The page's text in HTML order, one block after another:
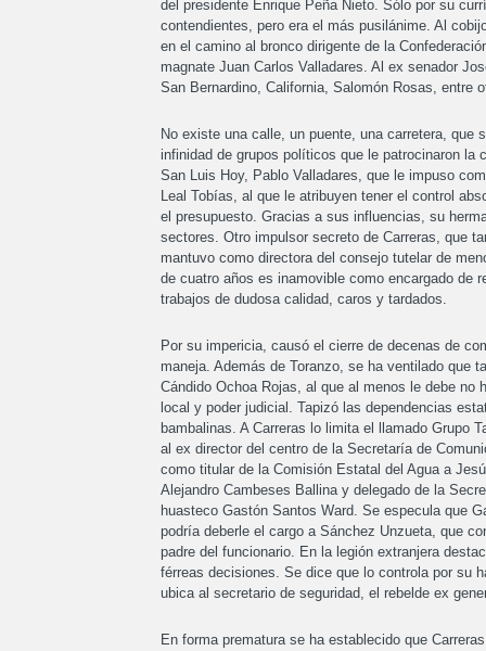
del presidente Enrique Peña Nieto. Sólo por su
contendientes, pero era el más pusilánime. Al
en el camino al bronco dirigente de la
magnate Juan Carlos Valladares. Al ex senador
San Bernardino, California, Salomón Rosas, entre
No existe una calle, un puente, una carretera, que
infinidad de grupos políticos que le patrocinaron
San Luis Hoy, Pablo Valladares, que le impuso
Leal Tobías, al que le atribuyen tener el control
el presupuesto. Gracias a sus influencias, su
sectores. Otro impulsor secreto de Carreras, que
mantuvo como directora del consejo tutelar de
de cuatro años es inamovible como encargado de
trabajos de dudosa calidad, caros y tardados.
Por su impericia, causó el cierre de decenas de
maneja. Además de Toranzo, se ha ventilado que
Cándido Ochoa Rojas, al que al menos le debe no
local y poder judicial. Tapizó las dependencias
bambalinas. A Carreras lo limita el llamado Grupo
al ex director del centro de la Secretaría de
como titular de la Comisión Estatal del Agua a
Alejandro Cambeses Ballina y delegado de la
huasteco Gastón Santos Ward. Se especula que
podría deberle el cargo a Sánchez Unzueta, que
padre del funcionario. En la legión extranjera
férreas decisiones. Se dice que lo controla por su
ubica al secretario de seguridad, el rebelde ex
En forma prematura se ha establecido que